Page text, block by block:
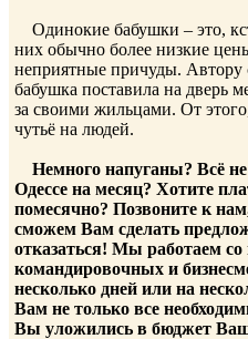
Одинокие бабушки – это,
них обычно более низкие
неприятные причуды. Автору
бабушка поставила на дверь
за своими жильцами. От
чутьё на людей.
Немного напуганы? Всё
Одессе на месяц? Хотите
помесячно? Позвоните к
сможем Вам сделать
отказаться! Мы работаем
командировочных и
несколько дней или на
Вам не только все
Вы уложились в бюджет